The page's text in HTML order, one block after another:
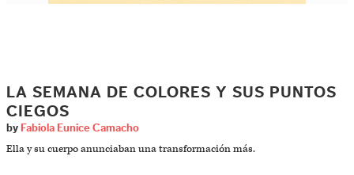
LA SEMANA DE COLORES Y SUS PUNTOS
CIEGOS
by Fabiola Eunice Camacho
Ella y su cuerpo anunciaban una transformación más.